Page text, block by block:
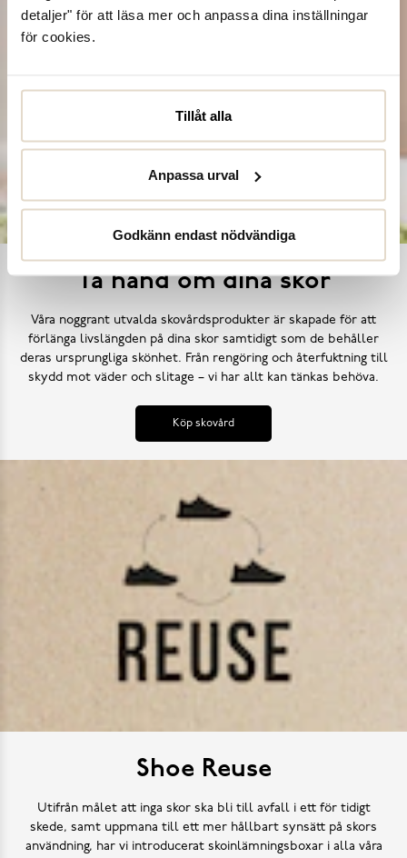
detaljer" för att läsa mer och anpassa dina inställningar
för cookies.
Tillåt alla
Anpassa urval
Godkänn endast nödvändiga
Ta hand om dina skor
Våra noggrant utvalda skovårdsprodukter är skapade för att
förlänga livslängden på dina skor samtidigt som de behåller
deras ursprungliga skönhet. Från rengöring och återfuktning till
skydd mot väder och slitage – vi har allt kan tänkas behöva.
Köp skovård
Shoe Reuse
Utifrån målet att inga skor ska bli till avfall i ett för tidigt
skede, samt uppmana till ett mer hållbart synsätt på skors
användning, har vi introducerat skoinlämningsboxar i alla våra